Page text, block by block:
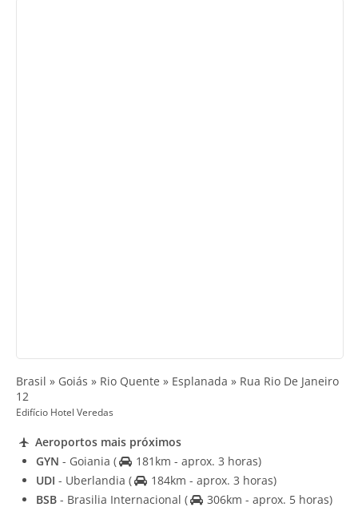
Brasil » Goiás » Rio Quente » Esplanada » Rua Rio De Janeiro
12
Edifício Hotel Veredas
Aeroportos mais próximos
GYN - Goiania (
181km - aprox. 3 horas)
UDI - Uberlandia (
184km - aprox. 3 horas)
BSB - Brasilia Internacional ( 306km - aprox. 5 horas)